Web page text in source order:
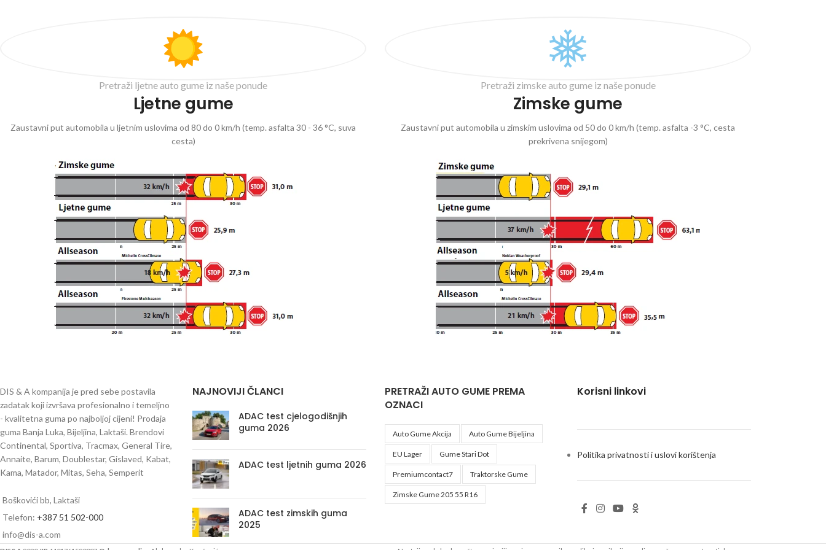
Pretraži ljetne auto gume iz naše ponude
Ljetne gume
Zaustavni put automobila u ljetnim uslovima od 80 do 0 km/h (temp. asfalta 30 - 36 °C, suva
cesta)
Pretraži zimske auto gume iz naše ponude
Zimske gume
Zaustavni put automobila u zimskim uslovima od 50 do 0 km/h (temp. asfalta -3 °C, cesta
prekrivena snijegom)
DIS & A kompanija je pred sebe postavila
zadatak koji izvršava profesionalno i temeljno
- kvalitetna guma po najboljoj cijeni! Prodaja
guma Banja Luka, Bijeljina, Laktaši. Brendovi
Continental, Sportiva, Tracmax, General Tire,
Annaite, Barum, Doublestar, Gislaved, Kabat,
Kama, Matador, Mitas, Seha, Semperit
Boškovići bb, Laktaši
Telefon: +387 51 502-000
info@dis-a.com
NAJNOVIJI ČLANCI
ADAC test cjelogodišnjih
guma 2026
ADAC test ljetnih guma 2026
ADAC test zimskih guma
2025
PRETRAŽI AUTO GUME PREMA
OZNACI
Auto Gume Akcija Auto Gume Bijeljina
EU Lager Gume Stari Dot
Premiumcontact7 Traktorske Gume
Zimske Gume 205 55 R16
Korisni linkovi
Politika privatnosti i uslovi korištenja